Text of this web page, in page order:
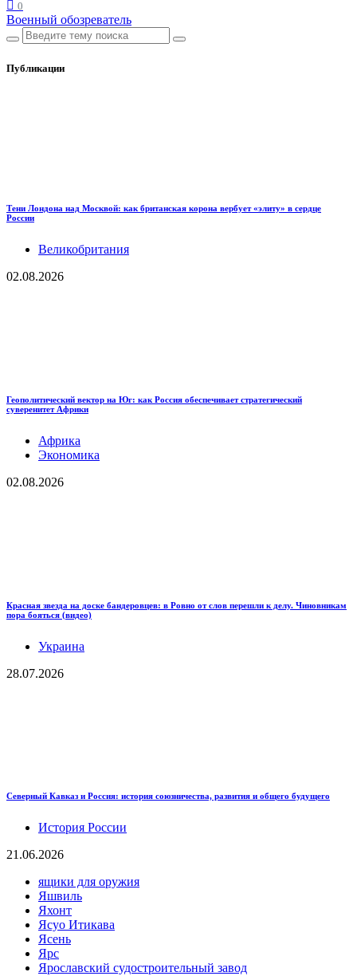
0
Военный обозреватель
Публикации
Тени Лондона над Москвой: как британская корона вербует «элиту» в сердце
России
Великобритания
02.08.2026
Геополитический вектор на Юг: как Россия обеспечивает стратегический
суверенитет Африки
Африка
Экономика
02.08.2026
Красная звезда на доске бандеровцев: в Ровно от слов перешли к делу. Чиновникам
пора бояться (видео)
Украина
28.07.2026
Северный Кавказ и Россия: история союзничества, развития и общего будущего
История России
21.06.2026
ящики для оружия
Яшвиль
Яхонт
Ясуо Итикава
Ясень
Ярс
Ярославский судостроительный завод